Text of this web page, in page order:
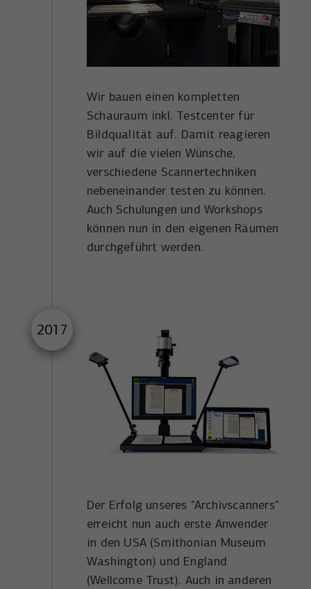
Wir bauen einen kompletten
Schauraum inkl. Testcenter für
Bildqualität auf. Damit reagieren
wir auf die vielen Wünsche,
verschiedene Scannertechniken
nebeneinander testen zu können.
Auch Schulungen und Workshops
können nun in den eigenen Räumen
durchgeführt werden.
2017
Der Erfolg unseres "Archivscanners"
erreicht nun auch erste Anwender
in den USA (Smithonian Museum
Washington) und England
(Wellcome Trust). Auch in anderen